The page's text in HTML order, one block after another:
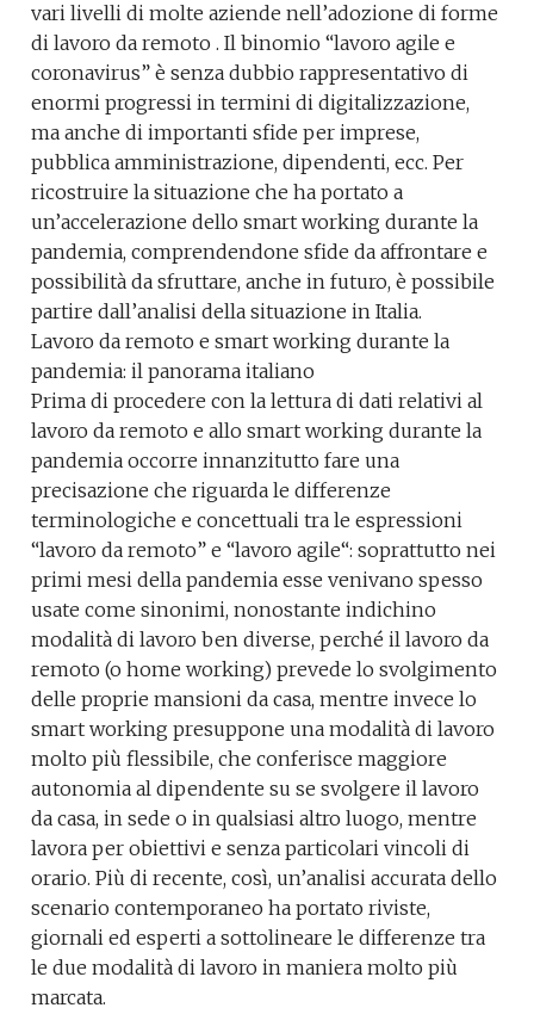
vari livelli di molte aziende nell’adozione di forme
di lavoro da remoto . Il binomio “lavoro agile e
coronavirus” è senza dubbio rappresentativo di
enormi progressi in termini di digitalizzazione,
ma anche di importanti sfide per imprese,
pubblica amministrazione, dipendenti, ecc. Per
ricostruire la situazione che ha portato a
un’accelerazione dello smart working durante la
pandemia, comprendendone sfide da affrontare e
possibilità da sfruttare, anche in futuro, è possibile
partire dall’analisi della situazione in Italia.
Lavoro da remoto e smart working durante la
pandemia: il panorama italiano
Prima di procedere con la lettura di dati relativi al
lavoro da remoto e allo smart working durante la
pandemia occorre innanzitutto fare una
precisazione che riguarda le differenze
terminologiche e concettuali tra le espressioni
“lavoro da remoto” e “lavoro agile“: soprattutto nei
primi mesi della pandemia esse venivano spesso
usate come sinonimi, nonostante indichino
modalità di lavoro ben diverse, perché il lavoro da
remoto (o home working) prevede lo svolgimento
delle proprie mansioni da casa, mentre invece lo
smart working presuppone una modalità di lavoro
molto più flessibile, che conferisce maggiore
autonomia al dipendente su se svolgere il lavoro
da casa, in sede o in qualsiasi altro luogo, mentre
lavora per obiettivi e senza particolari vincoli di
orario. Più di recente, così, un’analisi accurata dello
scenario contemporaneo ha portato riviste,
giornali ed esperti a sottolineare le differenze tra
le due modalità di lavoro in maniera molto più
marcata.